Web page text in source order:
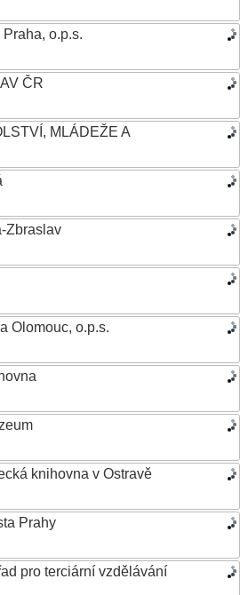
o.p.s.
ČR
MLÁDEŽE A
Zbraslav
Olomouc, o.p.s.
knihovna v Ostravě
Prahy
pro terciární vzdělávání